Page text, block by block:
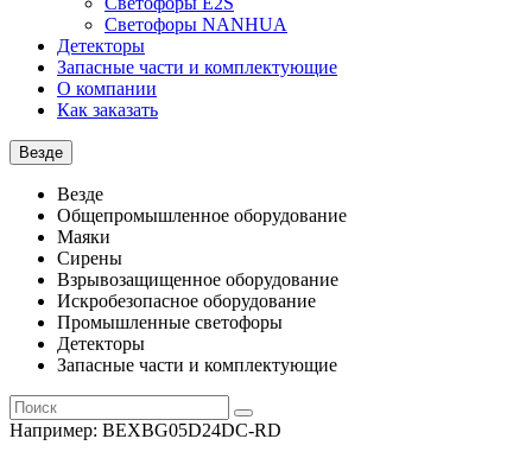
Светофоры NANHUA
Детекторы
Запасные части и комплектующие
О компании
Как заказать
Везде
Везде
Общепромышленное оборудование
Маяки
Сирены
Взрывозащищенное оборудование
Искробезопасное оборудование
Промышленные светофоры
Детекторы
Запасные части и комплектующие
Например: BEXBG05D24DC-RD